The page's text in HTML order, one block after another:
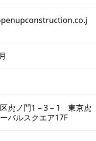
虎ノ門1－3－1 東京虎
バルスクエア17F